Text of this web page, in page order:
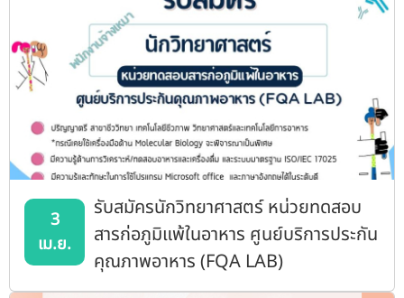
3
เม.ย.
รับสมัครนักวิทยาศาสตร์ หน่วยทดสอบ
สารก่อภูมิแพ้ในอาหาร ศูนย์บริการประกัน
คุณภาพอาหาร (FQA LAB)